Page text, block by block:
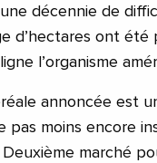
décennie de
d’hectares ont
l’organisme
annoncée est
pas moins encore
marché